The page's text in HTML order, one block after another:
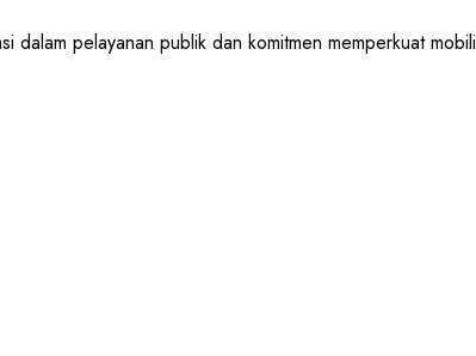
pelayanan publik dan komitmen memperkuat